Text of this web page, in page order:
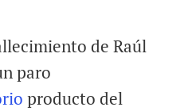
de Raúl
paro
producto del